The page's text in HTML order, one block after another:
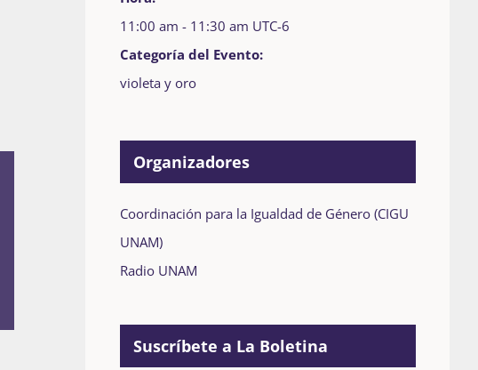
11:00 am - 11:30 am UTC-6
Categoría del Evento:
violeta y oro
Organizadores
Coordinación para la Igualdad de Género (CIGU
UNAM)
Radio UNAM
Suscríbete a La Boletina